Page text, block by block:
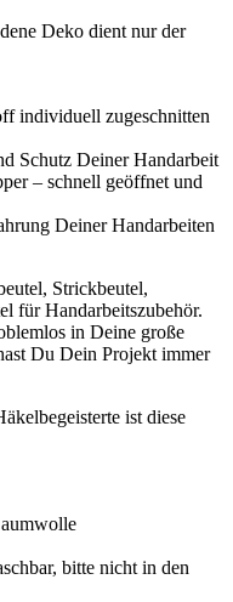
Deko dient nur der
individuell zugeschnitten
Schutz Deiner Handarbeit
– schnell geöffnet und
Deiner Handarbeiten
Strickbeutel,
für Handarbeitszubehör.
in Deine große
Du Dein Projekt immer
ist diese
bitte nicht in den